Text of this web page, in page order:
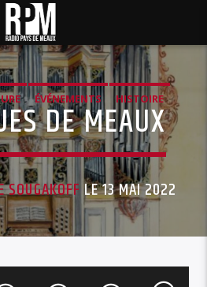
ÉVÉNEMENTS
HISTOIRE
LOCALE
DE MEAUX
SOUGAKOFF LE 13 MAI 2022